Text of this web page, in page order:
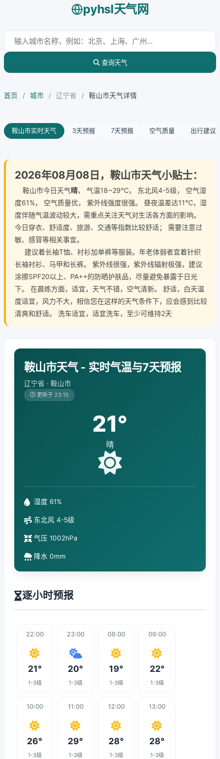
pyhsl天气网
查询天气
首页 / 城市 / 辽宁省 / 鞍山市天气详情
鞍山市实时天气 3天预报 7天预报 空气质量 出行建议
2026年08月08日，鞍山市天气小贴士：
鞍山市今日天气晴， 气温18~29℃， 东北风4-5级， 空气湿
度61%， 空气质量优， 紫外线强度很强。 昼夜温差达11℃，湿
度伴随气温波动较大，需重点关注天气对生活各方面的影响。
今日穿衣、舒适度、旅游、交通等指数比较舒适； 需要注意过
敏、感冒等相关事宜。
建议着长袖T恤、衬衫加单裤等服装。年老体弱者宜着针织
长袖衬衫、马甲和长裤。 紫外线很强，紫外线辐射极强，建议
涂擦SPF20以上、PA++的防晒护肤品，尽量避免暴露于日光
下。 在晨练方面，适宜，天气不错，空气清新。 舒适，白天温
度适宜，风力不大，相信您在这样的天气条件下，应会感到比较
清爽和舒适。 洗车适宜，适宜洗车，至少可维持2天
鞍山市天气 - 实时气温与7天预报
辽宁省 · 鞍山市
更新于 23:15
21°
晴
湿度 61%
东北风 4-5级
气压 1002hPa
降水 0mm
逐小时预报
22:00
21°
1-3级
23:00
20°
1-3级
08:00
19°
1-3级
09:00
22°
1-3级
10:00
26°
1-3级
11:00
29°
1-3级
12:00
28°
1-3级
13:00
28°
1-3级